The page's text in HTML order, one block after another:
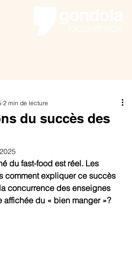
du succès des
2 min de lecture
du fast-food est réel. Les
comment expliquer ce succès
concurrence des enseignes
du « bien manger »?